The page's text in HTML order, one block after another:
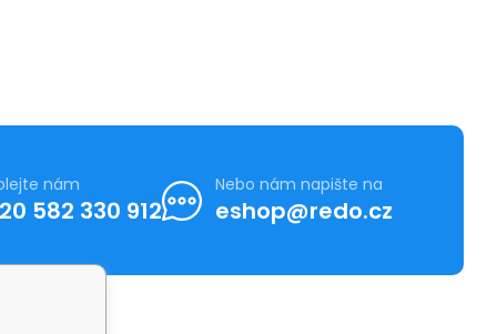
nám
582 330 912
Nebo nám napište na
eshop@redo.cz